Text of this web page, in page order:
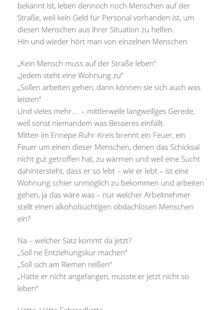
bekannt ist, leben dennoch noch Menschen auf der
Straße, weil kein Geld für Personal vorhanden ist, um
diesen Menschen aus ihrer Situation zu helfen.
Hin und wieder hört man von einzelnen Menschen
„Kein Mensch muss auf der Straße leben“
„Jedem steht eine Wohnung zu“
„Sollen arbeiten gehen, dann können sie sich auch was
leisten“
Und vieles mehr…. – mittlerweile langweiliges Gerede,
weil sonst niemandem was Besseres einfällt.
Mitten im Ennepe-Ruhr-Kreis brennt ein Feuer, ein
Feuer um einen dieser Menschen, denen das Schicksal
nicht gut getroffen hat, zu wärmen und weil eine Sucht
dahintersteht, dass er so lebt – wie er lebt – ist eine
Wohnung schier unmöglich zu bekommen und arbeiten
gehen, ja das wäre was – nur welcher Arbeitnehmer
stellt einen alkoholsüchtigen obdachlosen Menschen
ein?
Na – welcher Satz kommt da jetzt?
„Soll ne Entziehungskur machen“
„Soll sich am Riemen reißen“
„Hätte er nicht angefangen, müsste er jetzt nicht so
leben“